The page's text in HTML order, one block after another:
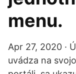
menu.
Apr 27, 2020 ·
uvádza na